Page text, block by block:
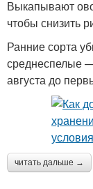
Выкапывают
чтобы снизить
Ранние сорта
среднеспелые
августа до
читать дальше →